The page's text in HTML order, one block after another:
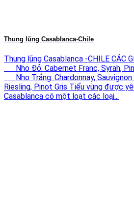
Thung lũng Casablanca-Chile
Thung lũng Casablanca -CHILE CÁC
Nho Đỏ: Cabernet Franc, Syrah,
Nho Trắng: Chardonnay, Sauvignon
Riesling, Pinot Gris Tiểu vùng được
Casablanca có một loạt các loại...